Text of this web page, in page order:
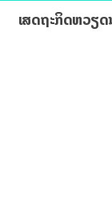
ເສດຖະກິດຫວຽດ